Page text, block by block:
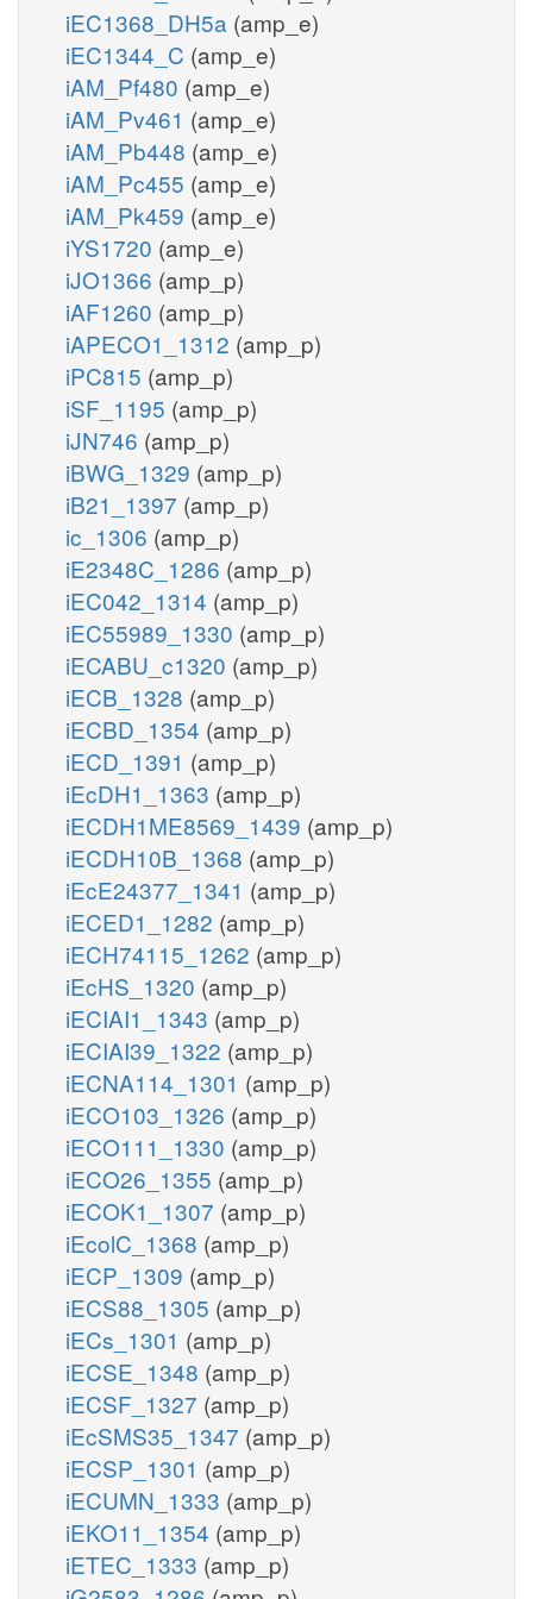
iEC1368_DH5a (amp_e)
iEC1344_C (amp_e)
iAM_Pf480 (amp_e)
iAM_Pv461 (amp_e)
iAM_Pb448 (amp_e)
iAM_Pc455 (amp_e)
iAM_Pk459 (amp_e)
iYS1720 (amp_e)
iJO1366 (amp_p)
iAF1260 (amp_p)
iAPECO1_1312 (amp_p)
iPC815 (amp_p)
iSF_1195 (amp_p)
iJN746 (amp_p)
iBWG_1329 (amp_p)
iB21_1397 (amp_p)
ic_1306 (amp_p)
iE2348C_1286 (amp_p)
iEC042_1314 (amp_p)
iEC55989_1330 (amp_p)
iECABU_c1320 (amp_p)
iECB_1328 (amp_p)
iECBD_1354 (amp_p)
iECD_1391 (amp_p)
iEcDH1_1363 (amp_p)
iECDH1ME8569_1439 (amp_p)
iECDH10B_1368 (amp_p)
iEcE24377_1341 (amp_p)
iECED1_1282 (amp_p)
iECH74115_1262 (amp_p)
iEcHS_1320 (amp_p)
iECIAI1_1343 (amp_p)
iECIAI39_1322 (amp_p)
iECNA114_1301 (amp_p)
iECO103_1326 (amp_p)
iECO111_1330 (amp_p)
iECO26_1355 (amp_p)
iECOK1_1307 (amp_p)
iEcolC_1368 (amp_p)
iECP_1309 (amp_p)
iECS88_1305 (amp_p)
iECs_1301 (amp_p)
iECSE_1348 (amp_p)
iECSF_1327 (amp_p)
iEcSMS35_1347 (amp_p)
iECSP_1301 (amp_p)
iECUMN_1333 (amp_p)
iEKO11_1354 (amp_p)
iETEC_1333 (amp_p)